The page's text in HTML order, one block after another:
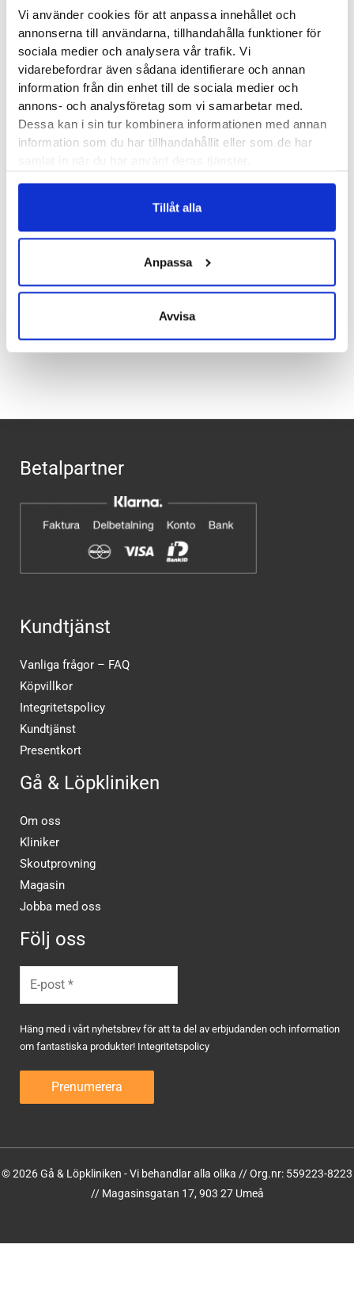
Vi använder cookies för att anpassa innehållet och
annonserna till användarna, tillhandahålla funktioner för
sociala medier och analysera vår trafik. Vi
vidarebefordrar även sådana identifierare och annan
information från din enhet till de sociala medier och
annons- och analysföretag som vi samarbetar med.
Dessa kan i sin tur kombinera informationen med annan
information som du har tillhandahållit eller som de har
Tillåt alla
Anpassa
Avvisa
du rör din inomhus eller inte besväras av samma halka.
Söker du en stilig, praktisk vinterkänga med goda möjligheter
att ha ett bra grepp när halkan slår till? Då är Soft Comfort
Sunberry en sko som skall stå på din radar.
Ovandelen i läder är mjuk och följsam, invändigt är den lätt
varmfodrad. Du kliver enkelt i och ur den tack vare de
Läst:Bred
Recensioner
Betalpartner
Kundtjänst
Vanliga frågor – FAQ
Köpvillkor
Integritetspolicy
Kundtjänst
Presentkort
Gå & Löpkliniken
Om oss
Kliniker
Skoutprovning
Magasin
Jobba med oss
Följ oss
Häng med i vårt nyhetsbrev för att ta del av erbjudanden och information
om fantastiska produkter! Integritetspolicy
© 2026 Gå & Löpkliniken - Vi behandlar alla olika // Org.nr: 559223-8223
// Magasinsgatan 17, 903 27 Umeå